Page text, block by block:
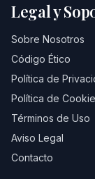
Legal y
Sobre Nosotros
Código Ético
Política de
Política de
Términos de Uso
Aviso Legal
Contacto